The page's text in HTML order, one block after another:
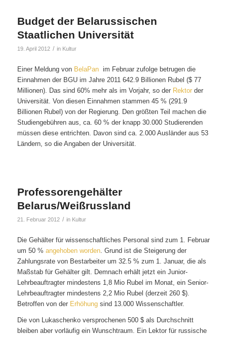
Budget der Belarussischen
Staatlichen Universität
19. April 2012 / in Kultur
Einer Meldung von BelaPanim Februar zufolge betrugen die
Einnahmen der BGU im Jahre 2011 642.9 Billionen Rubel ($ 77
Millionen). Das sind 60% mehr als im Vorjahr, so der Rektor der
Universität. Von diesen Einnahmen stammen 45 % (291.9
Billionen Rubel) von der Regierung. Den größten Teil machen die
Studiengebühren aus, ca. 60 % der knapp 30.000 Studierenden
müssen diese entrichten. Davon sind ca. 2.000 Ausländer aus 53
Ländern, so die Angaben der Universität.
Professorengehälter
Belarus/Weißrussland
21. Februar 2012 / in Kultur
Die Gehälter für wissenschaftliches Personal sind zum 1. Februar
um 50 % angehoben worden. Grund ist die Steigerung der
Zahlungsrate von Bestarbeiter um 32.5 % zum 1. Januar, die als
Maßstab für Gehälter gilt. Demnach erhält jetzt ein Junior-
Lehrbeauftragter mindestens 1,8 Mio Rubel im Monat, ein Senior-
Lehrbeauftragter mindestens 2,2 Mio Rubel (derzeit 260 $).
Betroffen von der Erhöhung sind 13.000 Wissenschaftler.
Die von Lukaschenko versprochenen 500 $ als Durchschnitt
bleiben aber vorläufig ein Wunschtraum. Ein Lektor für russische